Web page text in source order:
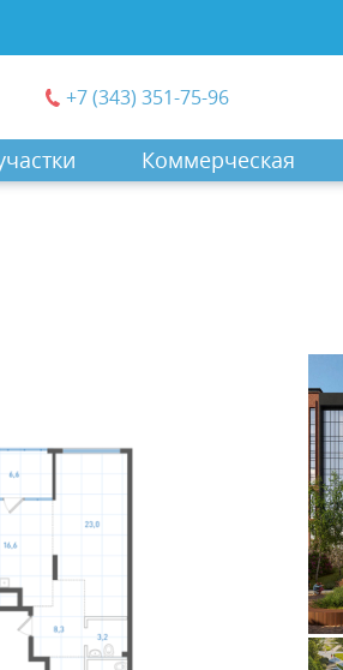
+7 (343) 351-75-96
Коммерческая